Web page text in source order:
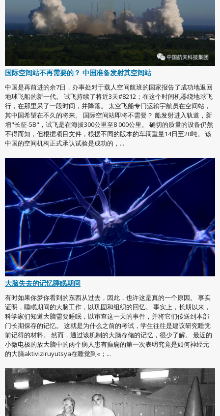
国际空间站不再需要的？ 中国准备发射其空间站
中国是再前进的余7日，办事处对于载人空间航班的国家报告了成功地返回
地球飞船的新一代。 试飞持续了将近3天#8212；在这个时间机器绕地球飞
行，在那里呆了一段时间，并降落。 太空飞船专门运输宇航员在空间站，
其中国希望在不久的将来。 国际空间站即将不需要？ 船发射进入轨道，新
增"长征-5B"，试飞是在海拔300公里至8 000公里。 确切的质量的设备仍然
不得而知，但根据项目文件，根据不同的版本的车辆重量14日至20吨。 该
中国的空间机构正式承认试验是成功的，...
大脑失去的记忆睡眠期间
有时如果你梦你看到的东西从过去，因此，也许这是真的一个原因。 事实
证明，睡眠期间的大脑工作，以巩固和组织的回忆。 事实上，长期以来，
科学家们知道大脑需要睡眠，以审查这一天的事件，并将它们传送到本部
门长期保存的记忆。 这就是为什么之前的考试，学生往往是建议研究睡觉
前记得的材料。 然而，通过该机制的大脑存储的记忆，很少了解。 最近的
小微电极的放大脑中的两个病人患有癫痫的第一次表明究竟是如何神经元
的大脑aktiviziruyutsya在睡觉到«；...